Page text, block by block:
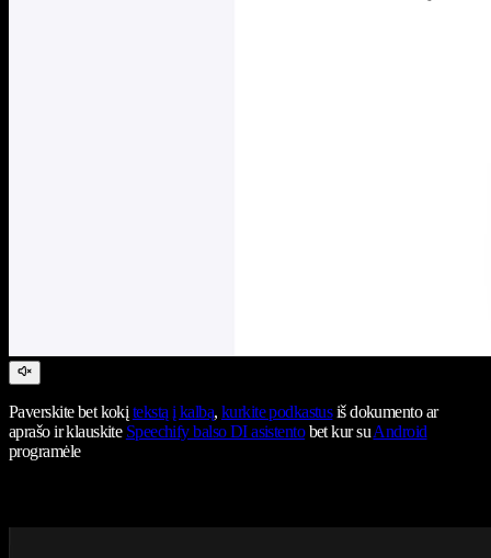
Paverskite bet kokįtekstą į kalbą, kurkite podkastusiš dokumento ar
aprašo ir klauskite Speechify balso DI asistentobet kur suAndroid
programėle